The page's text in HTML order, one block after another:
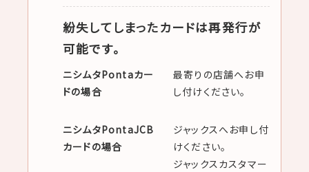
紛失してしまったカードは再発行が
可能です。
ニシムタPontaカー
ドの場合
最寄りの店舗へお申
し付けください。
ニシムタPontaJCB
カードの場合
ジャックスへお申し付
けください。
ジャックスカスタマー